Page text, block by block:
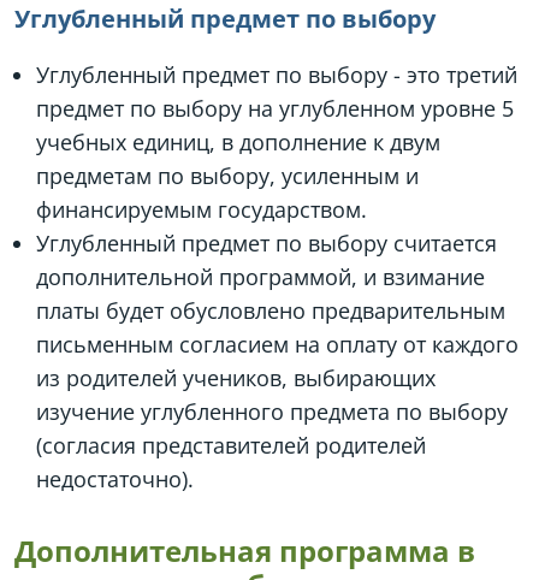
Углубленный предмет по выбору
Углубленный предмет по выбору - это третий
предмет по выбору на углубленном уровне 5
учебных единиц, в дополнение к двум
предметам по выбору, усиленным и
финансируемым государством.
Углубленный предмет по выбору считается
дополнительной программой, и взимание
платы будет обусловлено предварительным
письменным согласием на оплату от каждого
из родителей учеников, выбирающих
изучение углубленного предмета по выбору
(согласия представителей родителей
недостаточно).
Дополнительная программа в